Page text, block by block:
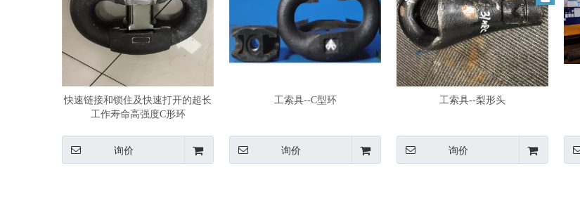
快速链接和锁住及快速打开的超长
工作寿命高强度C形环
询价
工索具--C型环
询价
工索具--梨形头
询价